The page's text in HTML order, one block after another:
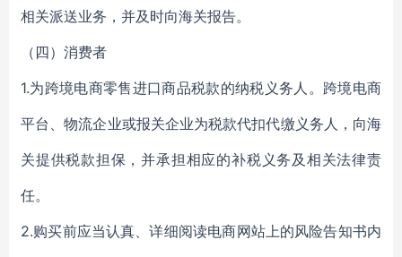
相关派送业务，并及时向海关报告。
（四）消费者
1.为跨境电商零售进口商品税款的纳税义务人。跨境电商
平台、物流企业或报关企业为税款代扣代缴义务人，向海
关提供税款担保，并承担相应的补税义务及相关法律责
任。
2.购买前应当认真、详细阅读电商网站上的风险告知书内